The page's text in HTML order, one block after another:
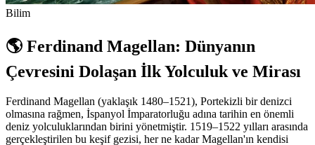
Bilim
🌎 Ferdinand Magellan: Dünyanın
Çevresini Dolaşan İlk Yolculuk ve Mirası
Ferdinand Magellan (yaklaşık 1480–1521), Portekizli bir denizci
olmasına rağmen, İspanyol İmparatorluğu adına tarihin en önemli
deniz yolculuklarından birini yönetmiştir. 1519–1522 yılları arasında
gerçekleştirilen bu keşif gezisi, her ne kadar Magellan'ın kendisi